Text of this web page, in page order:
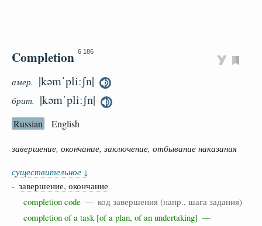
Completion 6 186
амер. |kəmˈpliːʃn|
брит. |kəmˈpliːʃn|
Russian English
завершение, окончание, заключение, отбывание наказания
существительное ↓
- завершение, окончание
completion code — код завершения (напр., шага задания)
completion of a task [of a plan, of an undertaking] —